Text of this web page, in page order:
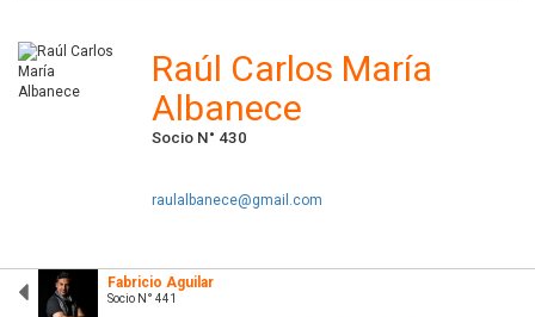
Raúl Carlos María
Albanece
Socio N° 430
raulalbanece@gmail.com
Fabricio Aguilar
Socio N° 441